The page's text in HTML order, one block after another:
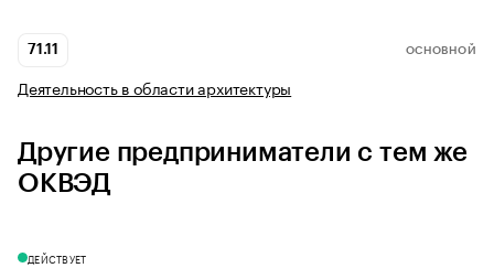
71.11 ОСНОВНОЙ
Деятельность в области архитектуры
Другие предприниматели с тем же
ОКВЭД
ДЕЙСТВУЕТ